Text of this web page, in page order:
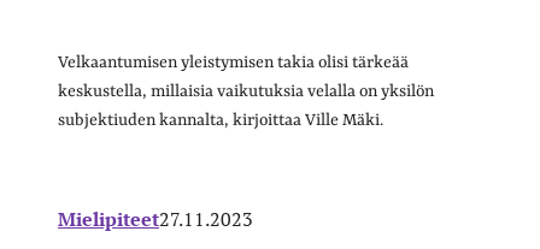
Velkaantumisen yleistymisen takia olisi tärkeää
keskustella, millaisia vaikutuksia velalla on yksilön
subjektiuden kannalta, kirjoittaa Ville Mäki.
Mielipiteet27.11.2023